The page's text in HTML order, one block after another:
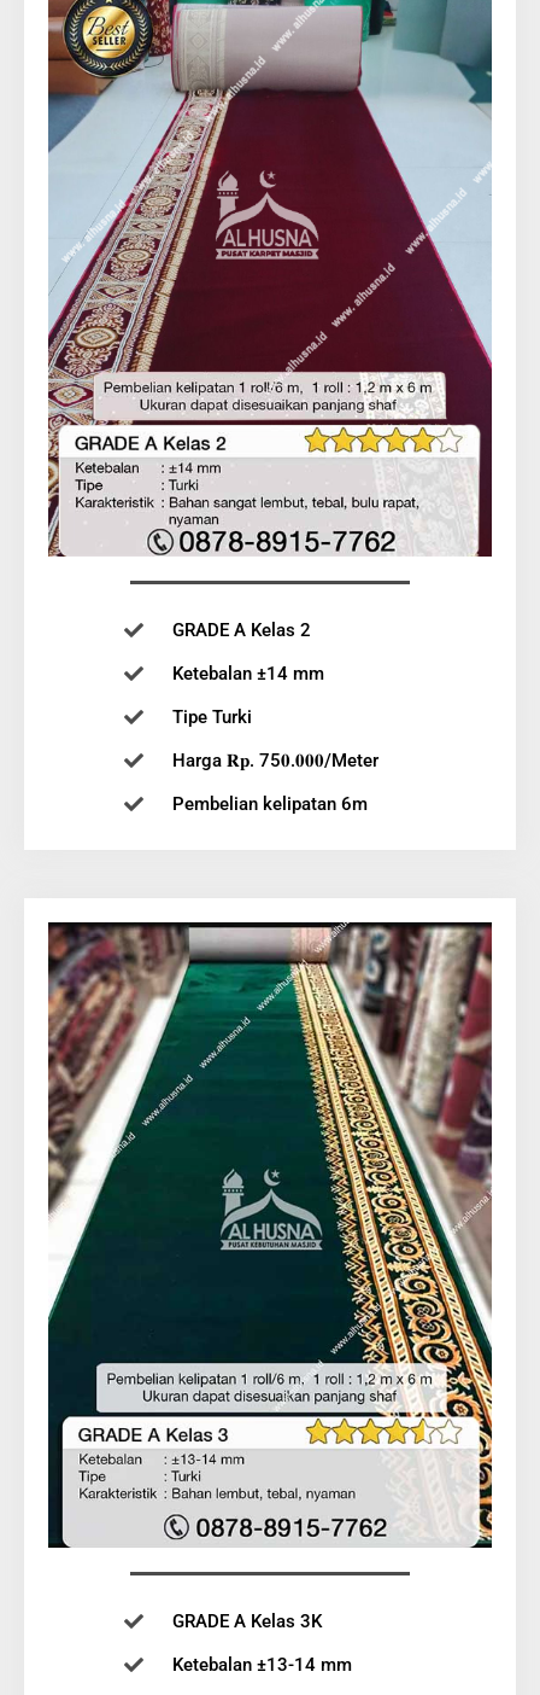
GRADE A Kelas 2
Ketebalan ±14 mm
Tipe Turki
Harga 𝐑𝐩. 75𝟎.𝟎𝟎𝟎/Meter
Pembelian kelipatan 6m
GRADE A Kelas 3K
Ketebalan ±13-14 mm